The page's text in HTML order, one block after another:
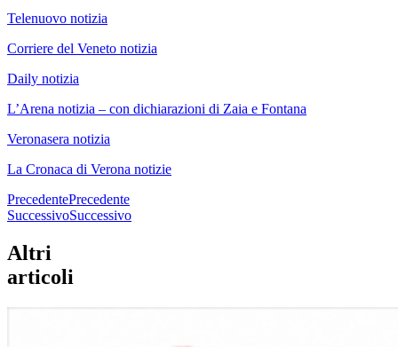
Telenuovo notizia
Corriere del Veneto notizia
Daily notizia
L’Arena notizia – con dichiarazioni di Zaia e Fontana
Veronasera notizia
La Cronaca di Verona notizie
PrecedentePrecedente
SuccessivoSuccessivo
Altri
articoli